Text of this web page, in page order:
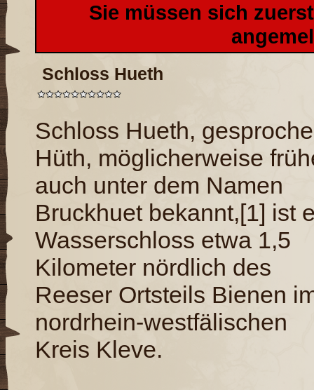
Sie müssen sich
Schloss Hueth
Schloss Hueth,
Hüth, möglicherweise
auch unter dem Namen
Bruckhuet bekannt,[1] ist
Wasserschloss etwa 1,5
Kilometer nördlich des
Reeser Ortsteils Bienen
nordrhein-westfälischen
Kreis Kleve.